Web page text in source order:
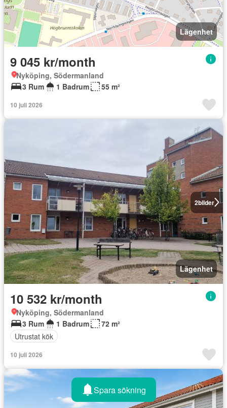
Lägenhet
9 045 kr/month
Nyköping, Södermanland
3 Rum
1 Badrum 55 m²
10 juli 2026
2bilder
Lägenhet
10 532 kr/month
Nyköping, Södermanland
3 Rum
1 Badrum
72 m²
Utrustat kök
10 juli 2026
Spara sökning